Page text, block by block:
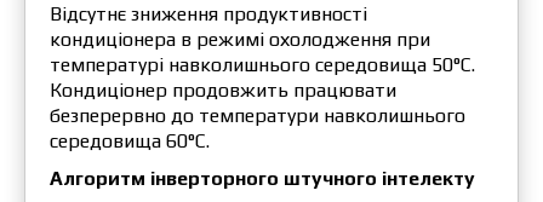
Відсутнє зниження продуктивності
кондиціонера в режимі охолодження при
температурі навколишнього середовища 50°C.
Кондиціонер продовжить працювати
безперервно до температури навколишнього
середовища 60°C.
Алгоритм інверторного штучного інтелекту